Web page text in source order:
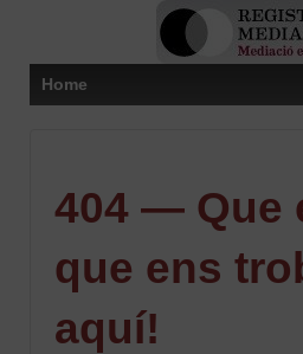
Home
404 — Que
que ens
aquí!